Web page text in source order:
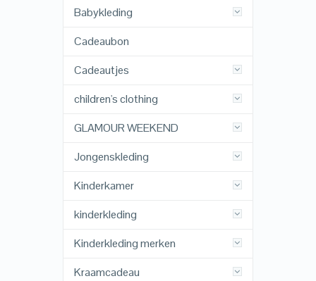
Babykleding
Cadeaubon
Cadeautjes
children's clothing
GLAMOUR WEEKEND
Jongenskleding
Kinderkamer
kinderkleding
Kinderkleding merken
Kraamcadeau